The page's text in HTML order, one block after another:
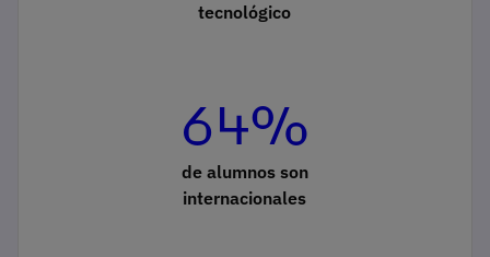
tecnológico
64%
de alumnos son
internacionales